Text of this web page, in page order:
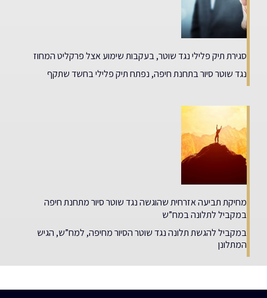
סגירת תיק פלילי נגד שוטר, בעקבות שימוע אצל פרקליט המחוז
נגד שוטר סיור בתחנת חיפה, נפתח תיק פלילי בחשד שתקף
מחיקת תביעה אזרחית שהוגשה נגד שוטר סיור מתחנת חיפה
במקביל לתלונה במח”ש
במקביל להגשת תלונה נגד שוטר הסיור מחיפה, למח”ש, הגיש
המתלונן